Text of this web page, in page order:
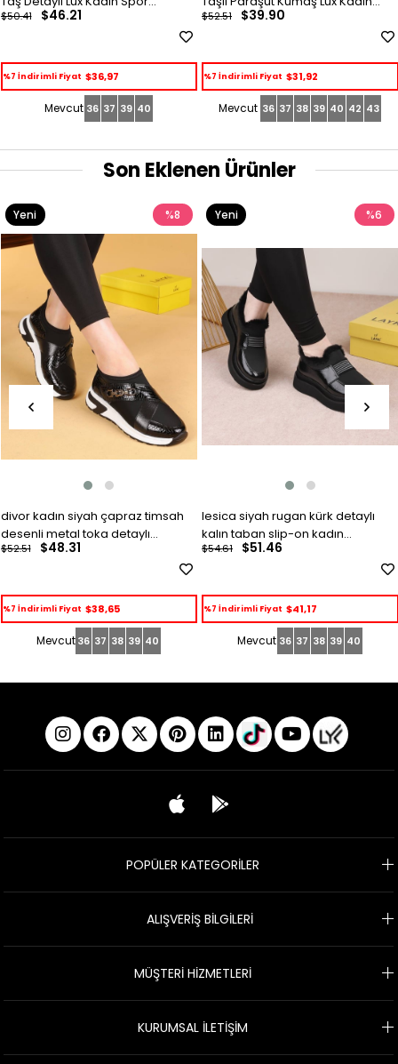
Ayakkabı$46.21
$50.41
%7 İndirimli Fiyat $36,97
36 37 39 40
Spor Ayakkabı
$39.90
$52.51
%7 İndirimli Fiyat $31,92
36 37 38 39 40 42 43
Son Eklenen Ürünler
divor kadın siyah çapraz timsah
desenli metal toka detaylı
ayakkabı$48.31
$52.51
%7 İndirimli Fiyat $38,65
%8
Yeni
Ürün
36 37 38 39 40
lesica siyah rugan kürk detaylı
kalın taban slip-on kadın
ayakkabı$51.46
$54.61
%7 İndirimli Fiyat $41,17
%6
Yeni
36 37 38 39 40
POPÜLER KATEGORİLER
ALIŞVERİŞ BİLGİLERİ
MÜŞTERİ HİZMETLERİ
KURUMSAL İLETİŞİM